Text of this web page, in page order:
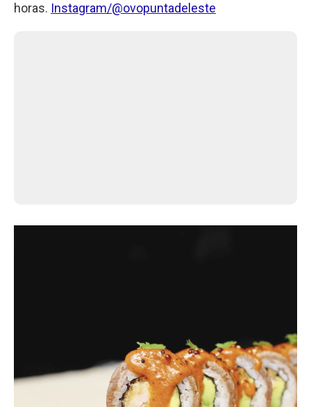
horas. Instagram/@ovopuntadeleste